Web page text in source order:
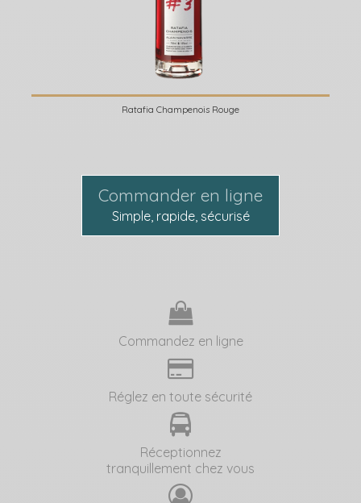
Ratafia Champenois Rouge
Commander en ligne
Simple, rapide, sécurisé
Commandez en ligne
Réglez en toute sécurité
Réceptionnez
tranquillement chez vous